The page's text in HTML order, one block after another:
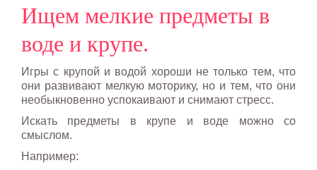
Ищем мелкие предметы в
воде и крупе.
Игры с крупой и водой хороши не только тем, что
они развивают мелкую моторику, но и тем, что они
необыкновенно успокаивают и снимают стресс.
Искать предметы в крупе и воде можно со
смыслом.
Например: